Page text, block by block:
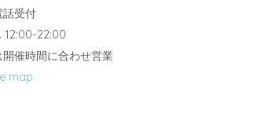
受付
12:00-22:00
催時間に合わせ営業
map